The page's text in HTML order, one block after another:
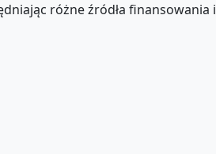
różne źródła finansowania i